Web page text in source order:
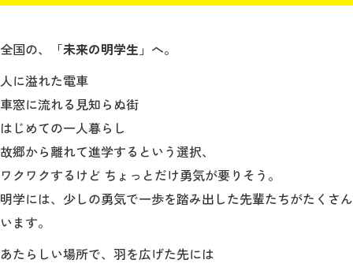
入試情報サイト
全国の、「未来の明学生 」へ。
人に溢れた電車
車窓に流れる見知らぬ街
はじめての一人暮らし
故郷から離れて進学するという選択、
ワクワクするけど ちょっとだけ勇気が要りそう。
明学には、少しの勇気で一歩を踏み出した先輩たちがたくさん
います。
あたらしい場所で、羽を広げた先には